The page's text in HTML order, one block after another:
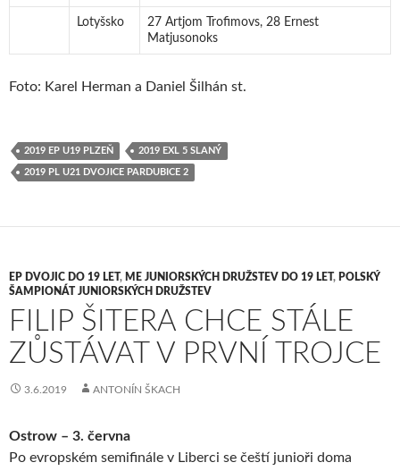
Lotyšsko
27 Artjom Trofimovs, 28 Ernest
Matjusonoks
Foto: Karel Herman a Daniel Šilhán st.
2019 EP U19 PLZEŇ 2019 EXL 5 SLANÝ
2019 PL U21 DVOJICE PARDUBICE 2
EP DVOJIC DO 19 LET, ME JUNIORSKÝCH DRUŽSTEV DO 19 LET, POLSKÝ
ŠAMPIONÁT JUNIORSKÝCH DRUŽSTEV
FILIP ŠITERA CHCE STÁLE
ZŮSTÁVAT V PRVNÍ TROJCE
3.6.2019 ANTONÍN ŠKACH
Ostrow – 3. června
Po evropském semifinále v Liberci se čeští junioři doma